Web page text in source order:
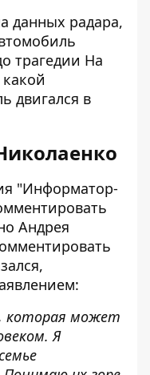
данных радара,
трагедии На
двигался в
"Информатор-
Андрея
которая может
Я